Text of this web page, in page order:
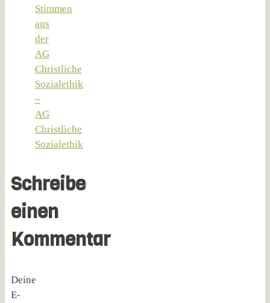
Stimmen
aus
der
AG
Christliche
Sozialethik
–
AG
Christliche
Sozialethik
Schreibe
einen
Kommentar
Deine
E-